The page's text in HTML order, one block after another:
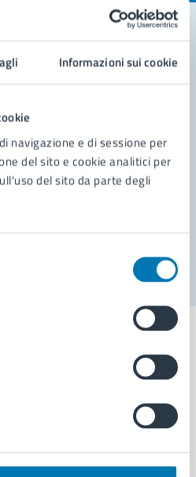
Informazioni sui cookie
navigazione e di sessione per
del sito e cookie analitici per
del sito da parte degli